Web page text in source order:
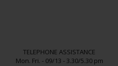
TELEPHONE ASSISTANCE
Mon. Fri. - 09/13 - 3.30/5.30 pm